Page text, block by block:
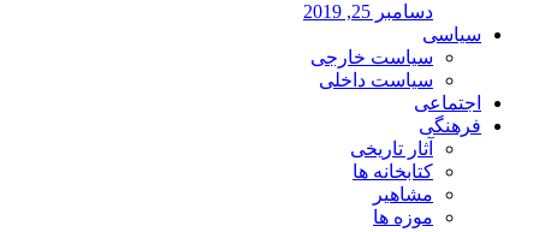
دسامبر 25, 2019
سیاسی
سیاست خارجی
سیاست داخلی
اجتماعی
فرهنگی
آثار تاریخی
کتابخانه ها
مشاهیر
موزه ها